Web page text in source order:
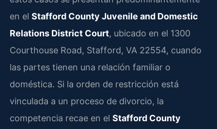
en el Stafford County Juvenile and Domestic
Relations District Court, ubicado en el 1300
Courthouse Road, Stafford, VA 22554, cuando
las partes tienen una relación familiar o
doméstica. Si la orden de restricción está
vinculada a un proceso de divorcio, la
competencia recae en el Stafford County